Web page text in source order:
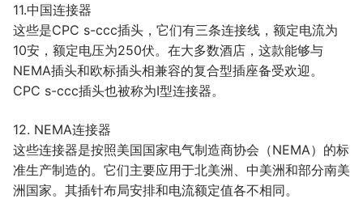
11.中国连接器
这些是CPC s-ccc插头，它们有三条连接线，额定电流为
10安，额定电压为250伏。在大多数酒店，这款能够与
NEMA插头和欧标插头相兼容的复合型插座备受欢迎。
CPC s-ccc插头也被称为I型连接器。
12. NEMA连接器
这些连接器是按照美国国家电气制造商协会（NEMA）的标
准生产制造的。它们主要应用于北美洲、中美洲和部分南美
洲国家。其插针布局安排和电流额定值各不相同。